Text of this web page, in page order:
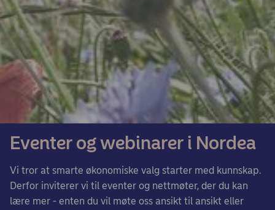
Eventer og webinarer i Nordea
Vi tror at smarte økonomiske valg starter med kunnskap.
Derfor inviterer vi til eventer og nettmøter, der du kan
lære mer - enten du vil møte oss ansikt til ansikt eller